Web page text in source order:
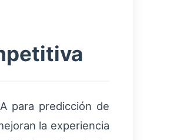
para predicción de
la experiencia